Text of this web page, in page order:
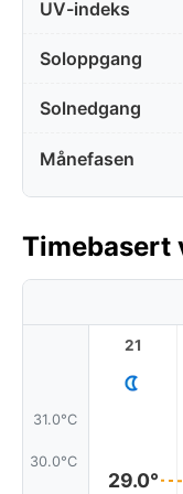
UV-indeks
Soloppgang
Solnedgang
Månefasen
Timebasert
31.0°C
30.0°C
21
29.0°